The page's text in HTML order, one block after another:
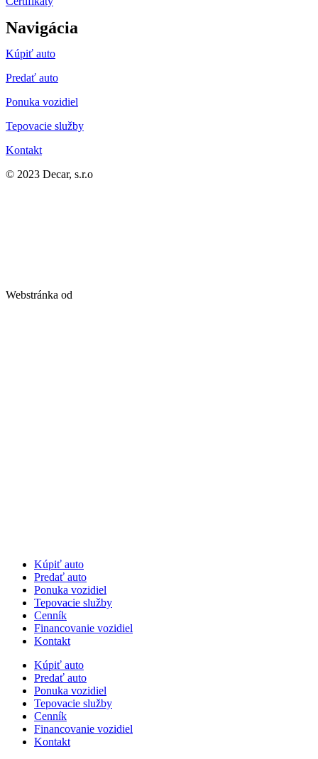
Navigácia
Kúpiť auto
Predať auto
Ponuka vozidiel
Tepovacie služby
Kontakt
© 2023 Decar, s.r.o
Webstránka od
Kúpiť auto
Predať auto
Ponuka vozidiel
Tepovacie služby
Cenník
Financovanie vozidiel
Kontakt
Kúpiť auto
Predať auto
Ponuka vozidiel
Tepovacie služby
Cenník
Financovanie vozidiel
Kontakt